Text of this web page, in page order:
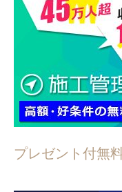
プレゼント付無